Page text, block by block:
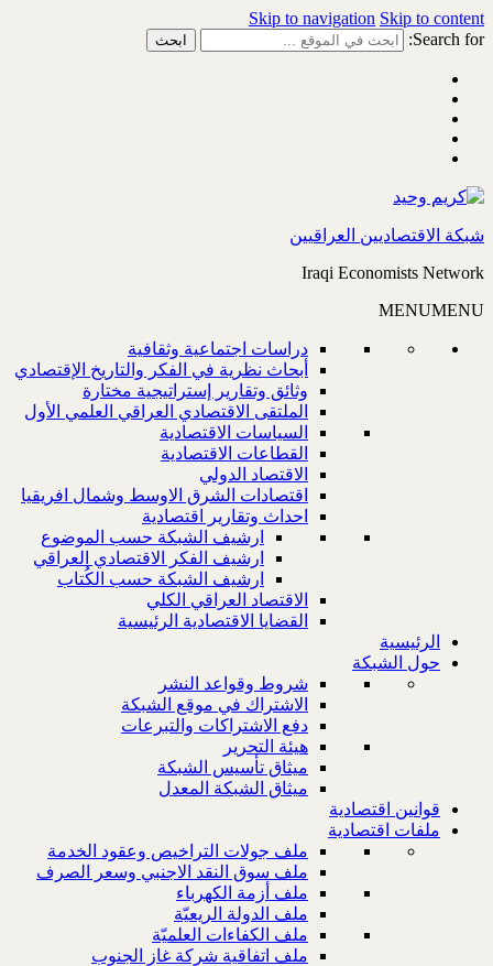
Skip to navigation Skip to content
Search for:
شبكة الاقتصاديين العراقيين
Iraqi Economists Network
MENUMENU
دراسات اجتماعية وثقافية
أبحاث نظرية في الفكر والتاريخ الإقتصادي
وثائق وتقارير إستراتيجية مختارة
الملتقى الاقتصادي العراقي العلمي الأول
السياسات الاقتصادية
القطاعات الاقتصادية
الاقتصاد الدولي
اقتصادات الشرق الاوسط وشمال افريقيا
احداث وتقارير اقتصادية
ارشيف الشبكة حسب الموضوع
ارشيف الفكر الاقتصادي العراقي
ارشيف الشبكة حسب الكُتاب
الاقتصاد العراقي الكلي
القضايا الاقتصادية الرئيسية
الرئيسية
حول الشبكة
شروط وقواعد النشر
الاشتراك في موقع الشبكة
دفع الاشتراكات والتبرعات
هيئة التحرير
ميثاق تأسيس الشبكة
ميثاق الشبكة المعدل
قوانين اقتصادية
ملفات اقتصادية
ملف جولات التراخيص وعقود الخدمة
ملف سوق النقد الاجنبي وسعر الصرف
ملف أزمة الكهرباء
ملف الدولة الريعيّة
ملف الكفاءات العلميّة
ملف اتفاقية شركة غاز الجنوب